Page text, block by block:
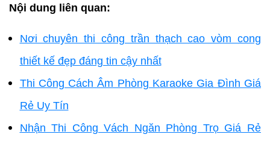
Nội dung liên quan:
Nơi chuyên thi công trần thạch cao vòm cong
thiết kế đẹp đáng tin cậy nhất
Thi Công Cách Âm Phòng Karaoke Gia Đình Giá
Rẻ Uy Tín
Nhận Thi Công Vách Ngăn Phòng Trọ Giá Rẻ